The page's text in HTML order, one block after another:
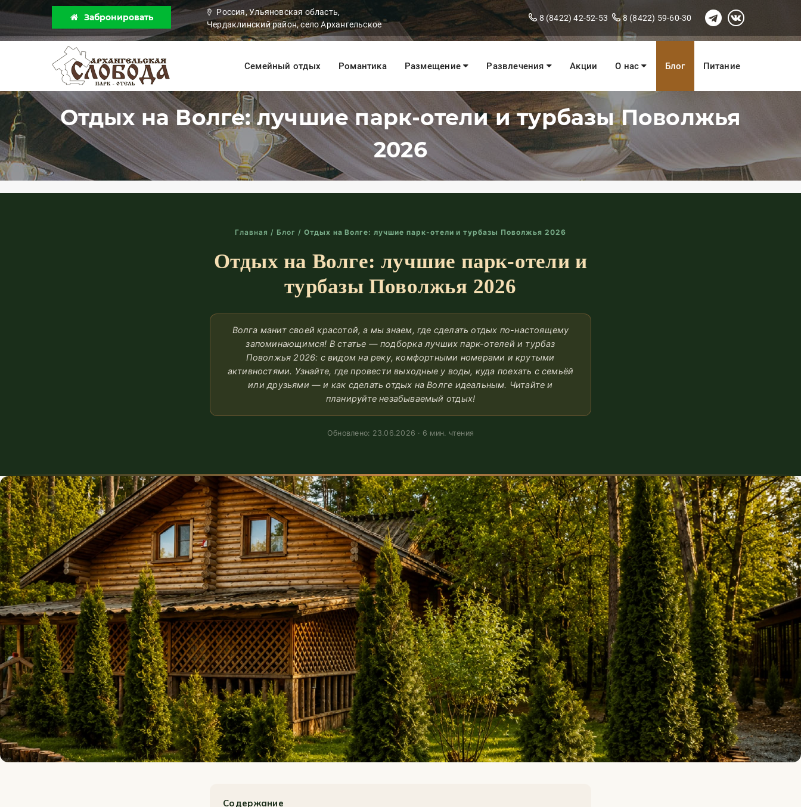
Забронировать
Россия, Ульяновская область,
Чердаклинский район, село Архангельское
8 (8422) 42-52-53 8 (8422) 59-60-30
Семейный отдых Романтика Размещение Развлечения Акции О нас Блог Питание
Отдых на Волге: лучшие парк-отели и турбазы Поволжья
2026
Главная / Блог / Отдых на Волге: лучшие парк-отели и турбазы Поволжья 2026
Отдых на Волге: лучшие парк-отели и
турбазы Поволжья 2026
Волга манит своей красотой, а мы знаем, где сделать отдых по-настоящему
запоминающимся! В статье — подборка лучших парк-отелей и турбаз
Поволжья 2026: с видом на реку, комфортными номерами и крутыми
активностями. Узнайте, где провести выходные у воды, куда поехать с семьёй
или друзьями — и как сделать отдых на Волге идеальным. Читайте и
планируйте незабываемый отдых!
Обновлено: 23.06.2026 · 6 мин. чтения
Содержание